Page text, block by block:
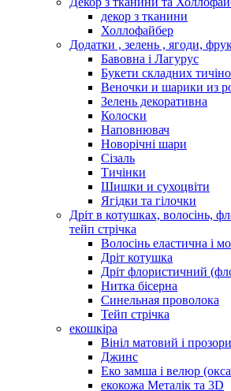
декор з тканини
Холлофайбер
Додатки , зелень , ягоди,
Бавовна і Лагурус
Букети складних
Веночки и шарики из
Зелень декоративна
Колоски
Наповнювач
Новорічні шари
Сізаль
Тичінки
Шишки и сухоцвіти
Ягідки та гілочки
Дріт в котушках, волосінь,
тейп стрічка
Волосінь еластична і
Дріт котушка
Дріт флористичний
Нитка бісерна
Синельная проволока
Тейп стрічка
екошкіра
Вініл матовий і
Джинс
Еко замша і велюр
екокожа Металік та 3D